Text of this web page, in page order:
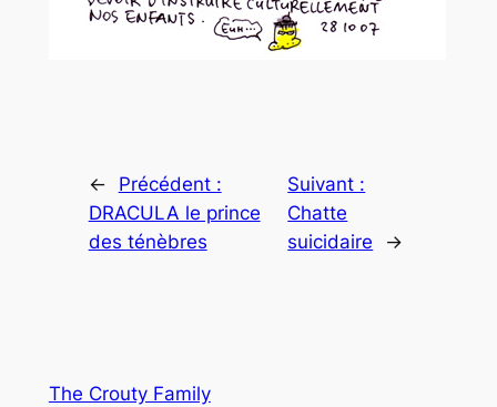
←
Précédent :
DRACULA le prince
des ténèbres
Suivant :
Chatte
suicidaire
→
The Crouty Family